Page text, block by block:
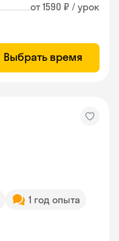
от 1590 ₽ / урок
Выбрать время
1 год опыта